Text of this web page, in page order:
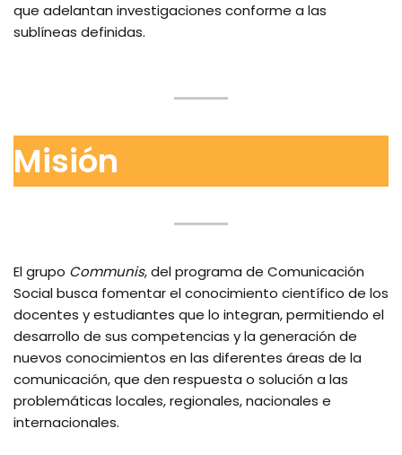
que adelantan investigaciones conforme a las
sublíneas definidas.
Misión
El grupo Communis, del programa de Comunicación
Social busca fomentar el conocimiento científico de los
docentes y estudiantes que lo integran, permitiendo el
desarrollo de sus competencias y la generación de
nuevos conocimientos en las diferentes áreas de la
comunicación, que den respuesta o solución a las
problemáticas locales, regionales, nacionales e
internacionales.